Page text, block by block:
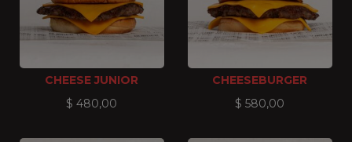
CHEESE JUNIOR
$ 480,00
CHEESEBURGER
$ 580,00